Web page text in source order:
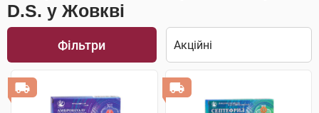
D.S. у Жовкві
Фільтри